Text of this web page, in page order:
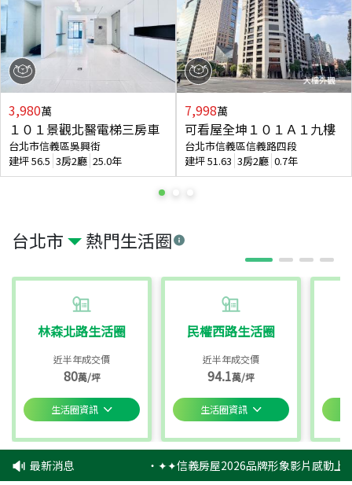
台北市 熱門生活圈
林森北路生活圈
近半年成交價
80萬/坪
生活圈資訊
民權西路生活圈
近半年成交價
94.1萬/坪
生活圈資訊
3,980萬
１０１景觀北醫電梯三房車
台北市信義區吳興街
建坪56.5 3房2廳 25.0年
7,998萬
可看屋全坤１０１Ａ１九樓
台北市信義區信義路四段
建坪51.63 3房2廳 0.7年
最新消息 ‧✦✦信義房屋2026品牌形象影片感動上